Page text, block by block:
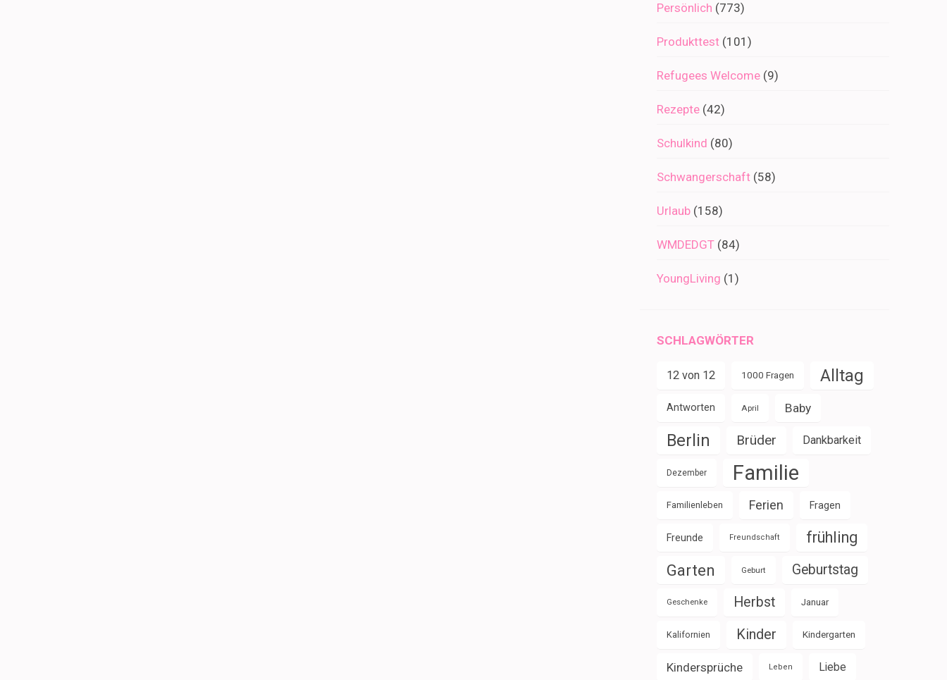
Persönlich (773)
Produkttest (101)
Refugees Welcome (9)
Rezepte (42)
Schulkind (80)
Schwangerschaft (58)
Urlaub (158)
WMDEDGT (84)
YoungLiving (1)
SCHLAGWÖRTER
12 von 12 1000 Fragen Alltag
Antworten April Baby
Berlin Brüder Dankbarkeit
Dezember Familie
Familienleben Ferien Fragen
Freunde Freundschaft frühling
Garten Geburt Geburtstag
Geschenke Herbst Januar
Kalifornien Kinder Kindergarten
Kindersprüche Leben Liebe